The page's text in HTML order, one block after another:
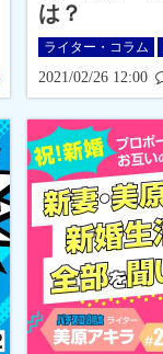
は？
ライター・コラム
2021/02/26 12:00